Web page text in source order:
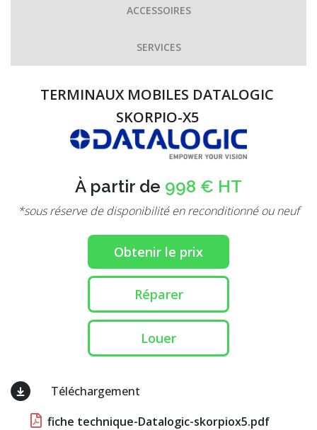
ACCESSOIRES
SERVICES
TERMINAUX MOBILES DATALOGIC
SKORPIO-X5
À partir de 998 € HT
*sous réserve de disponibilité en reconditionné ou neuf
Obtenir le prix
Réparer
Louer
Téléchargement
fiche technique-Datalogic-skorpiox5.pdf